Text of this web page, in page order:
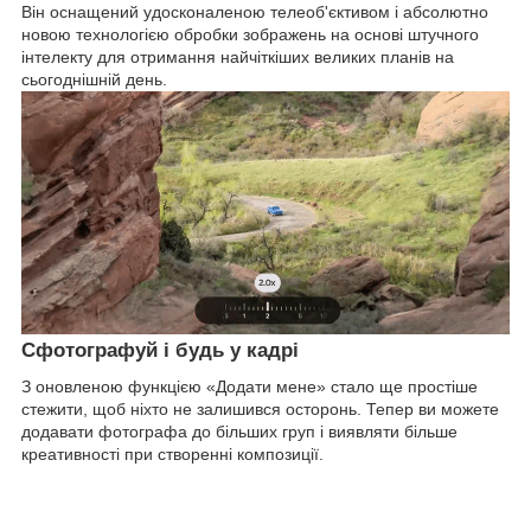
Він оснащений удосконаленою телеоб'єктивом і абсолютно
новою технологією обробки зображень на основі штучного
інтелекту для отримання найчіткіших великих планів на
сьогоднішній день.
Сфотографуй і будь у кадрі
З оновленою функцією «Додати мене» стало ще простіше
стежити, щоб ніхто не залишився осторонь. Тепер ви можете
додавати фотографа до більших груп і виявляти більше
креативності при створенні композиції.